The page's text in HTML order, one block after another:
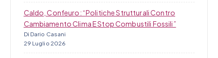
Caldo, Confeuro: “Politiche Strutturali Contro
Cambiamento Clima E Stop Combustili Fossili”
Di Dario Casani
29 Luglio 2026